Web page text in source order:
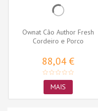
Ownat Cão Author Fresh
Cordeiro e Porco
88,04 €
MAIS